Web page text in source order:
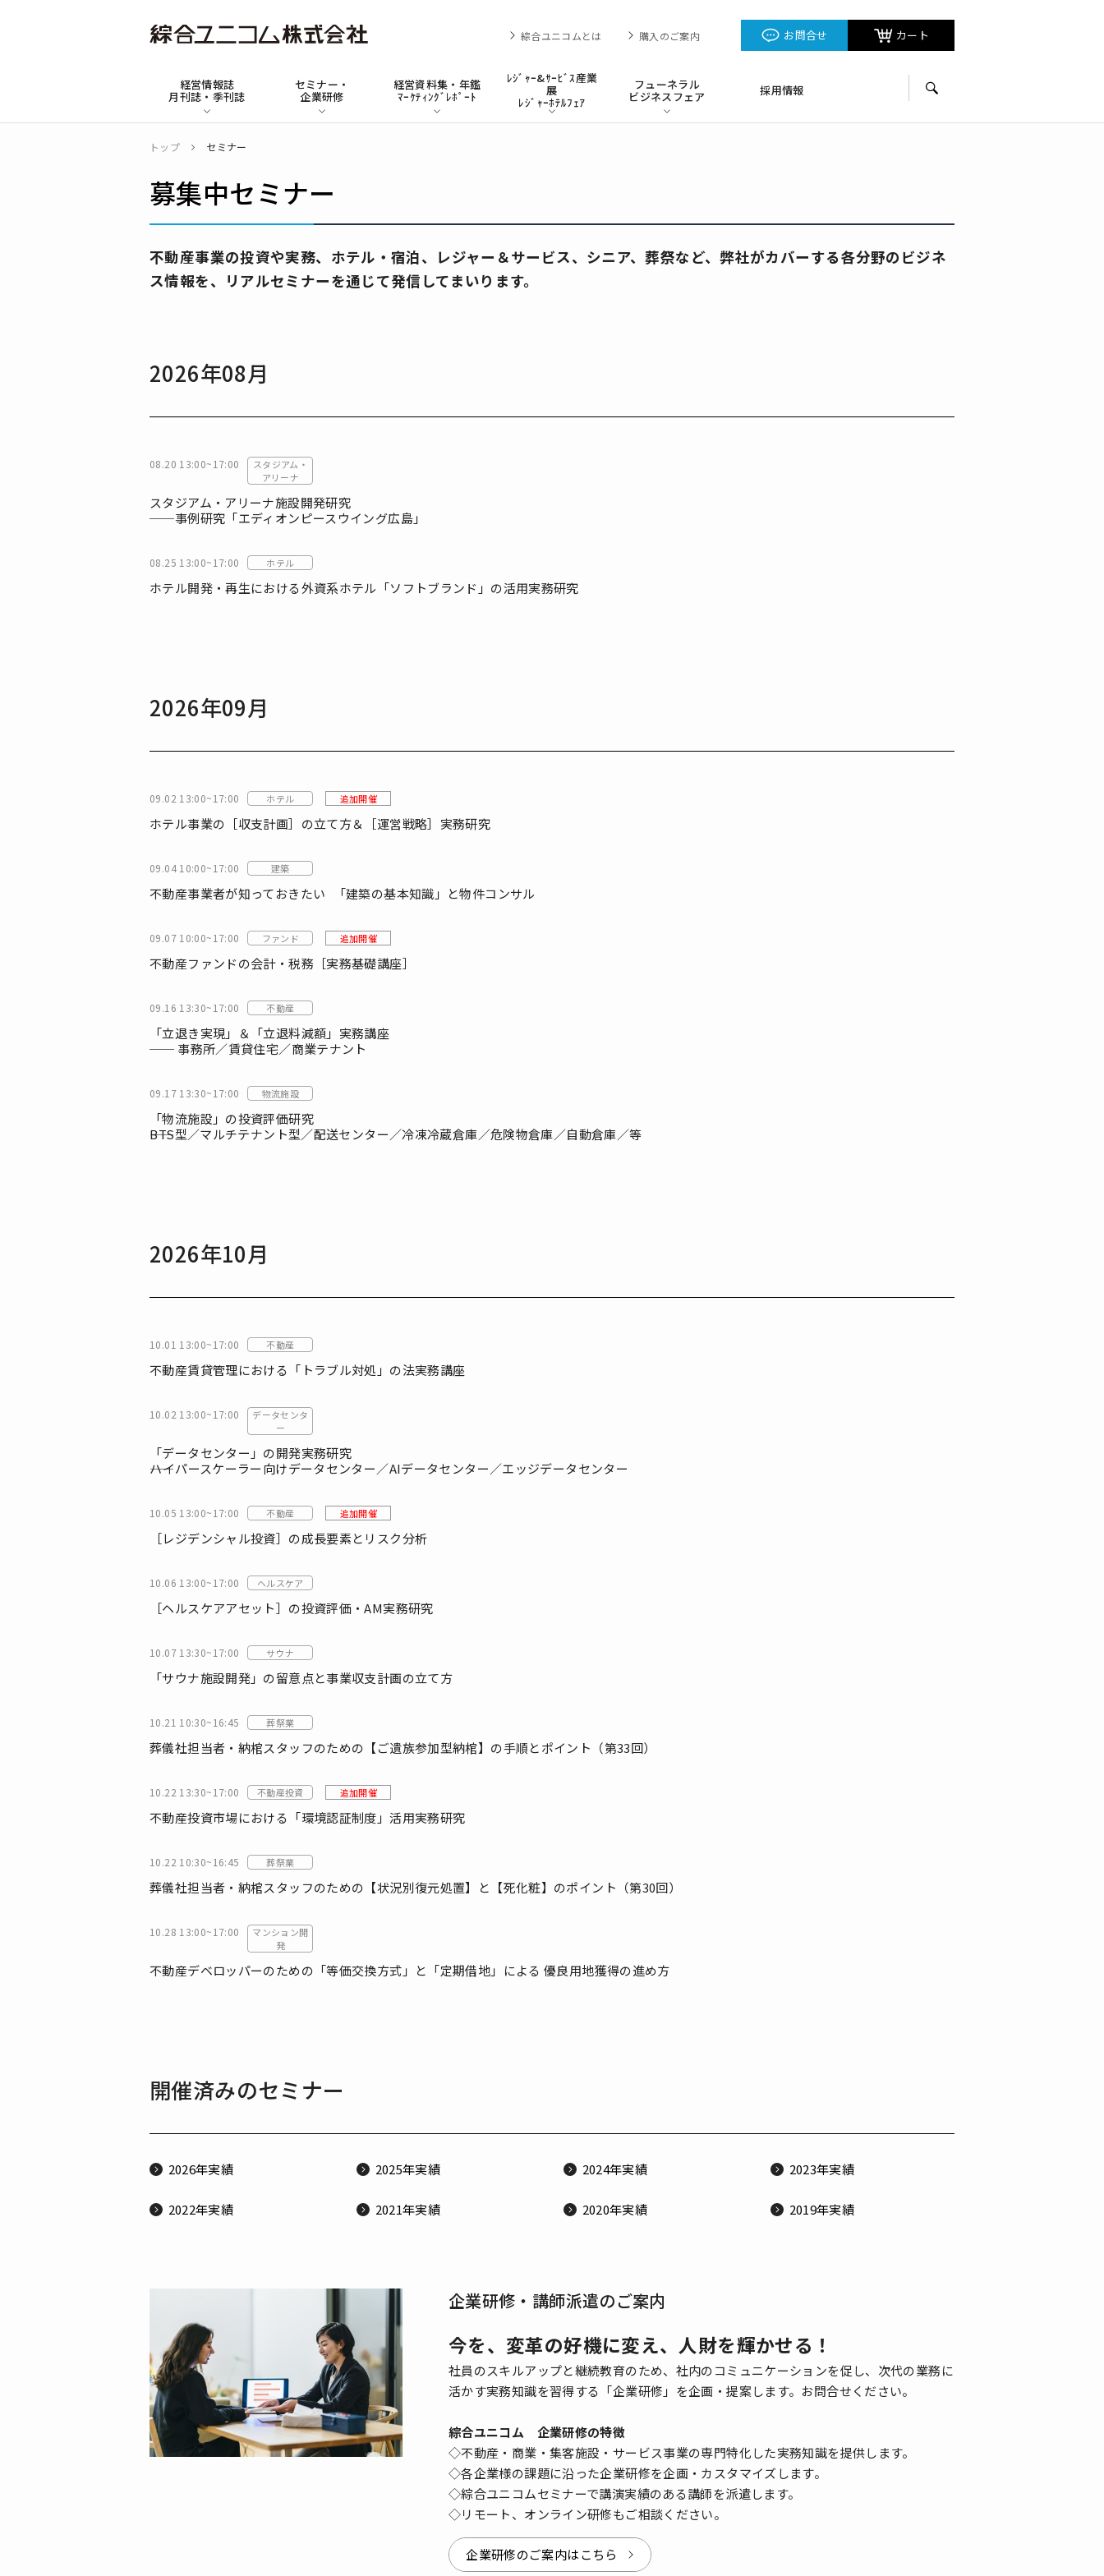
ム
経営情報誌
月刊誌・季刊誌
セミナー・
企業研修
経営資料集・年鑑
ﾏｰｹﾃｨﾝｸﾞﾚﾎﾟｰﾄ
ﾚｼﾞｬｰ&ｻｰﾋﾞｽ産業
展
ﾚｼﾞｬｰﾎﾃﾙﾌｪｱ
フューネラル
ビジネスフェア 採用情報
お問合せ カート
綜合ユニコムとは 購入のご案内
トップ セミナー
募集中セミナー
不動産事業の投資や実務、ホテル・宿泊、レジャー＆サービス、シニア、葬祭など、弊社がカバーする各分野のビジネ
ス情報を、リアルセミナーを通じて発信してまいります。
2026年08月
08.20 13:00~17:00
スタジアム・
アリーナ
スタジアム・アリーナ施設開発研究
──事例研究「エディオンピースウイング広島」
08.25 13:00~17:00 ホテル
ホテル開発・再生における外資系ホテル「ソフトブランド」の活用実務研究
2026年09月
09.02 13:00~17:00 ホテル 追加開催
ホテル事業の［収支計画］の立て方＆［運営戦略］実務研究
09.04 10:00~17:00 建築
不動産事業者が知っておきたい 「建築の基本知識」と物件コンサル
09.07 10:00~17:00 ファンド 追加開催
不動産ファンドの会計・税務［実務基礎講座］
09.16 13:30~17:00 不動産
「立退き実現」＆「立退料減額」実務講座
── 事務所／賃貸住宅／商業テナント
09.17 13:30~17:00 物流施設
「物流施設」の投資評価研究
――BTS型／マルチテナント型／配送センター／冷凍冷蔵倉庫／危険物倉庫／自動倉庫／等
2026年10月
10.01 13:00~17:00 不動産
不動産賃貸管理における「トラブル対処」の法実務講座
10.02 13:00~17:00
データセンタ
ー
「データセンター」の開発実務研究
――ハイパースケーラー向けデータセンター／AIデータセンター／エッジデータセンター
10.05 13:00~17:00 不動産 追加開催
［レジデンシャル投資］の成長要素とリスク分析
10.06 13:00~17:00 ヘルスケア
［ヘルスケアアセット］の投資評価・AM実務研究
10.07 13:30~17:00 サウナ
「サウナ施設開発」の留意点と事業収支計画の立て方
10.21 10:30~16:45 葬祭業
葬儀社担当者・納棺スタッフのための【ご遺族参加型納棺】の手順とポイント（第33回）
10.22 13:30~17:00 不動産投資 追加開催
不動産投資市場における「環境認証制度」活用実務研究
10.22 10:30~16:45 葬祭業
葬儀社担当者・納棺スタッフのための【状況別復元処置】と【死化粧】のポイント（第30回）
10.28 13:00~17:00
マンション開
発
不動産デベロッパーのための「等価交換方式」と「定期借地」による 優良用地獲得の進め方
開催済みのセミナー
2026年実績 2025年実績 2024年実績 2023年実績
2022年実績 2021年実績 2020年実績 2019年実績
企業研修・講師派遣のご案内
今を、変革の好機に変え、人財を輝かせる！
社員のスキルアップと継続教育のため、社内のコミュニケーションを促し、次代の業務に
活かす実務知識を習得する「企業研修」を企画・提案します。お問合せください。
綜合ユニコム 企業研修の特徴
◇不動産・商業・集客施設・サービス事業の専門特化した実務知識を提供します。
◇各企業様の課題に沿った企業研修を企画・カスタマイズします。
◇綜合ユニコムセミナーで講演実績のある講師を派遣します。
◇リモート、オンライン研修もご相談ください。
企業研修のご案内はこちら